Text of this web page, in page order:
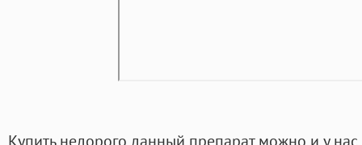
Купить недорого данный препарат можно и у нас